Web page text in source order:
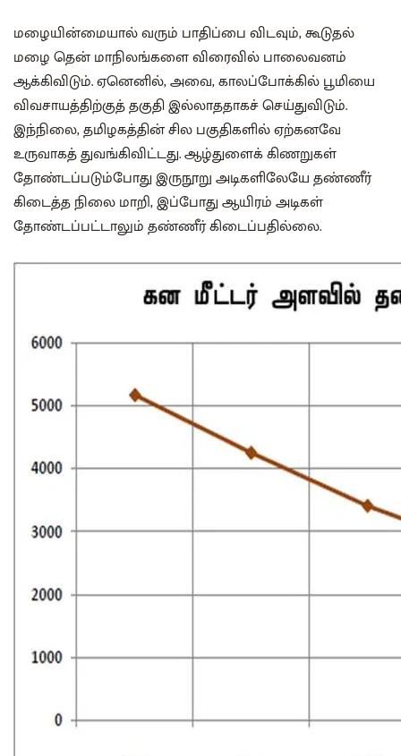
மழையின்மையால் வரும் பாதிப்பை விடவும், கூடுதல்
மழை தென் மாநிலங்களை விரைவில் பாலைவனம்
ஆக்கிவிடும். ஏனெனில், அவை, காலப்போக்கில் பூமியை
விவசாயத்திற்குத் தகுதி இல்லாததாகச் செய்துவிடும்.
இந்நிலை, தமிழகத்தின் சில பகுதிகளில் ஏற்கனவே
உருவாகத் துவங்கிவிட்டது. ஆழ்துளைக் கிணறுகள்
தோண்டப்படும்போது இருநூறு அடிகளிலேயே தண்ணீர்
கிடைத்த நிலை மாறி, இப்போது ஆயிரம் அடிகள்
தோண்டப்பட்டாலும் தண்ணீர் கிடைப்பதில்லை.